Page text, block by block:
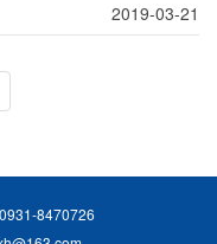
2019-03-21
8470726